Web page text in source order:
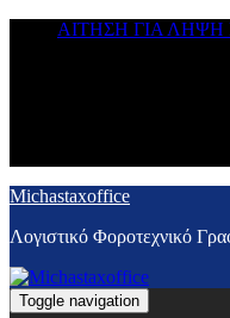
ΑΙΤΗΣΗ ΓΙΑ
Michastaxoffice
Λογιστικό Φοροτεχνικό
Toggle navigation